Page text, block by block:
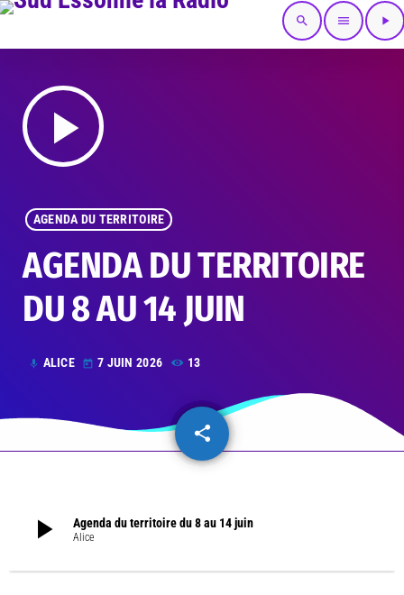
search menu play_arrow
play_arrow
AGENDA DU TERRITOIRE
AGENDA DU TERRITOIRE
DU 8 AU 14 JUIN
mic ALICE today 7 JUIN 2026 13
share
email
play_arrow Agenda du territoire du 8 au 14 juin
Alice